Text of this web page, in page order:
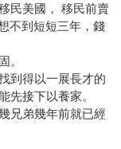
民美國， 移民前賣
不到短短三年，錢
。
到得以一展長才的
先接下以養家。
兄弟幾年前就已經